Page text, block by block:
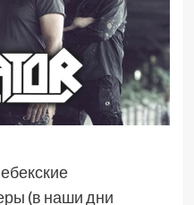
(в наши дни